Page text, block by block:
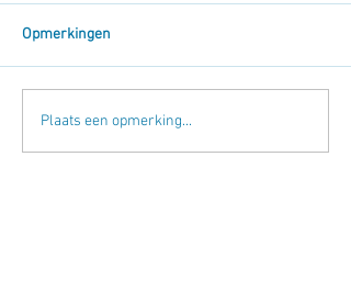
Opmerkingen
Plaats een opmerking...